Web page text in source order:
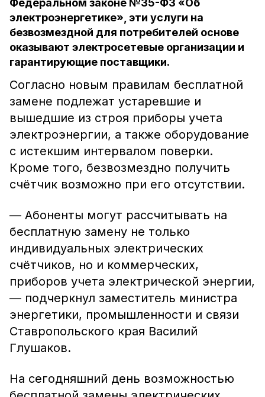
Федеральном законе №35-ФЗ «Об
электроэнергетике», эти услуги на
безвозмездной для потребителей основе
оказывают электросетевые организации и
гарантирующие поставщики.
Согласно новым правилам бесплатной
замене подлежат устаревшие и
вышедшие из строя приборы учета
электроэнергии, а также оборудование
с истекшим интервалом поверки.
Кроме того, безвозмездно получить
счётчик возможно при его отсутствии.
— Абоненты могут рассчитывать на
бесплатную замену не только
индивидуальных электрических
счётчиков, но и коммерческих,
приборов учета электрической энергии,
— подчеркнул заместитель министра
энергетики, промышленности и связи
Ставропольского края Василий
Глушаков.
На сегодняшний день возможностью